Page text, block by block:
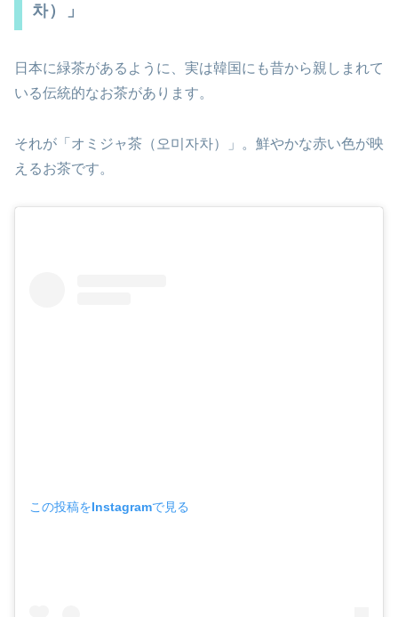
차）」
日本に緑茶があるように、実は韓国にも昔から親しまれて
いる伝統的なお茶があります。
それが「オミジャ茶（오미자차）」。鮮やかな赤い色が映
えるお茶です。
この投稿をInstagramで見る